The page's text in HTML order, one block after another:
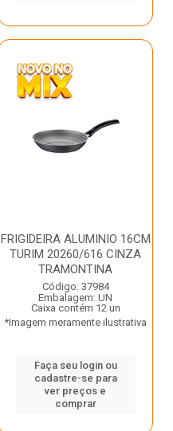
FRIGIDEIRA ALUMINIO 16CM
TURIM 20260/616 CINZA
TRAMONTINA
Código: 37984
Embalagem: UN
Caixa contém 12 un
*Imagem meramente ilustrativa
Faça seu login ou
cadastre-se para
ver preços e
comprar